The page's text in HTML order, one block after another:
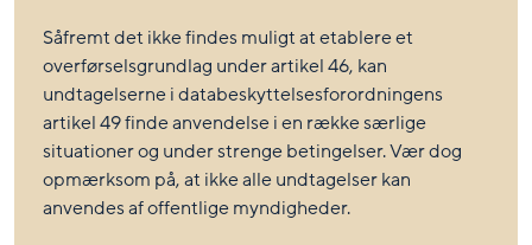
Såfremt det ikke findes muligt at etablere et
overførselsgrundlag under artikel 46, kan
undtagelserne i databeskyttelsesforordningens
artikel 49 finde anvendelse i en række særlige
situationer og under strenge betingelser. Vær dog
opmærksom på, at ikke alle undtagelser kan
anvendes af offentlige myndigheder.